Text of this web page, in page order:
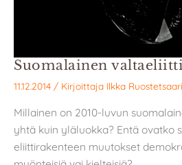
Suomalainen
11.12.2014 / Kirjoittaja Ilkka Ruostetsaari
Millainen on 2010-luvun
yhtä kuin yläluokka? Entä ovatko
eliittirakenteen muutokset